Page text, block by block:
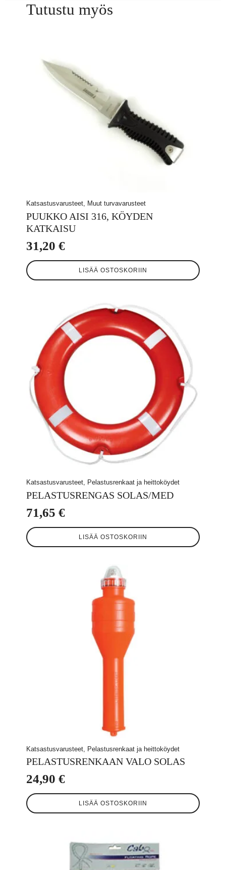
Tutustu myös
Katsastusvarusteet, Muut turvavarusteet
PUUKKO AISI 316, KÖYDEN
KATKAISU
31,20 €
LISÄÄ OSTOSKORIIN
Katsastusvarusteet, Pelastusrenkaat ja heittoköydet
PELASTUSRENGAS SOLAS/MED
71,65 €
LISÄÄ OSTOSKORIIN
Katsastusvarusteet, Pelastusrenkaat ja heittoköydet
PELASTUSRENKAAN VALO SOLAS
24,90 €
LISÄÄ OSTOSKORIIN